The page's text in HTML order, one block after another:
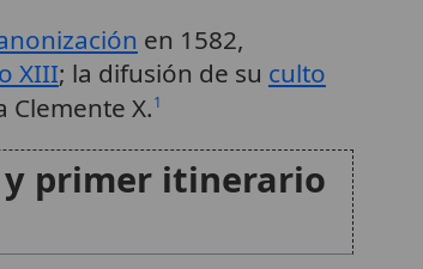
en 1582,
XIII; la difusión de su culto
Clemente X.1
primer itinerario